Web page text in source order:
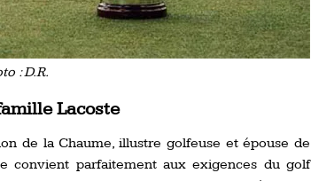
: D.R.
Lacoste
de la Chaume, illustre golfeuse et épouse de
convient parfaitement aux exigences du golf